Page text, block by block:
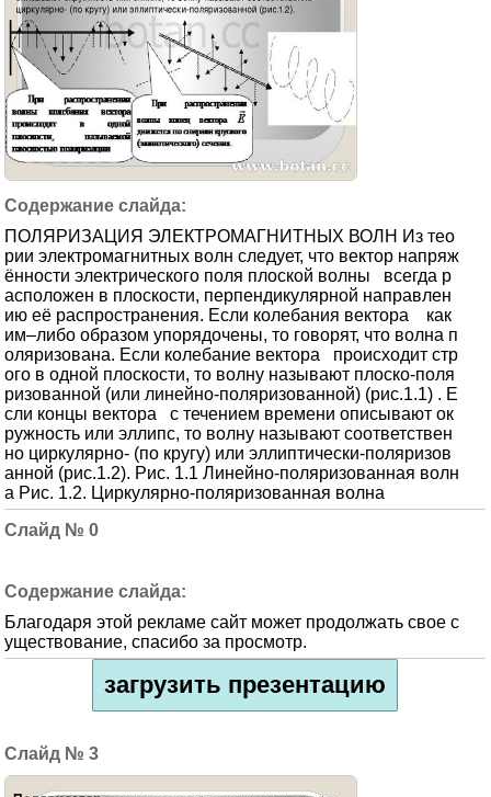
ПОЛЯРИЗАЦИЯ ЭЛЕКТРОМАГНИТНЫХ ВОЛН Из тео
рии электромагнитных волн следует, что вектор напряж
ённости электрического поля плоской волны всегда р
асположен в плоскости, перпендикулярной направлен
ию её распространения. Если колебания вектора как
им–либо образом упорядочены, то говорят, что волна п
оляризована. Если колебание вектора происходит стр
ого в одной плоскости, то волну называют плоско-поля
ризованной (или линейно-поляризованной) (рис.1.1) . Е
сли концы вектора с течением времени описывают ок
ружность или эллипс, то волну называют соответствен
но циркулярно- (по кругу) или эллиптически-поляризов
анной (рис.1.2). Рис. 1.1 Линейно-поляризованная волн
а Рис. 1.2. Циркулярно-поляризованная волна
0
Благодаря этой рекламе сайт может продолжать свое с
уществование, спасибо за просмотр.
загрузить презентацию
3